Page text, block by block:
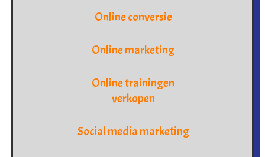
Online conversie
Online marketing
Online trainingen
verkopen
Social media marketing